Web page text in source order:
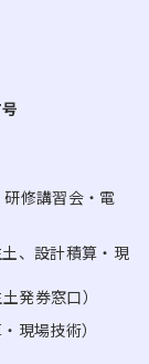
研修講習会・電
、設計積算・現
窓口）
現場技術）